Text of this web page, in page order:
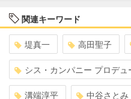
関連キーワード
堤真一 高田聖子
シス・カンパニー プロデュ
溝端淳平 中谷さとみ